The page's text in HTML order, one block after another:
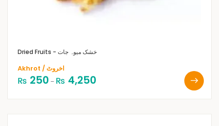
Dried Fruits - خشک میوہ جات
Akhrot / اخروٹ
₨ 250 – ₨ 4,250